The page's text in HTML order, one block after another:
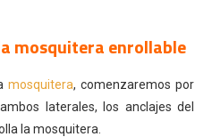
mosquitera enrollable
mosquitera, comenzaremos por
laterales, los anclajes del
la mosquitera.